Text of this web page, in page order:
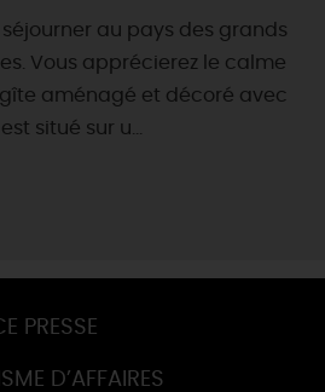
séjourner au pays des grands
Vous apprécierez le calme
aménagé et décoré avec
situé sur u...
PRESSE
D’AFFAIRES